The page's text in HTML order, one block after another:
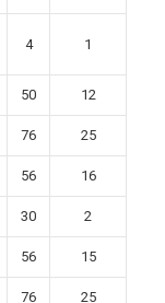
4 1
50 12
76 25
56 16
30 2
56 15
76 25